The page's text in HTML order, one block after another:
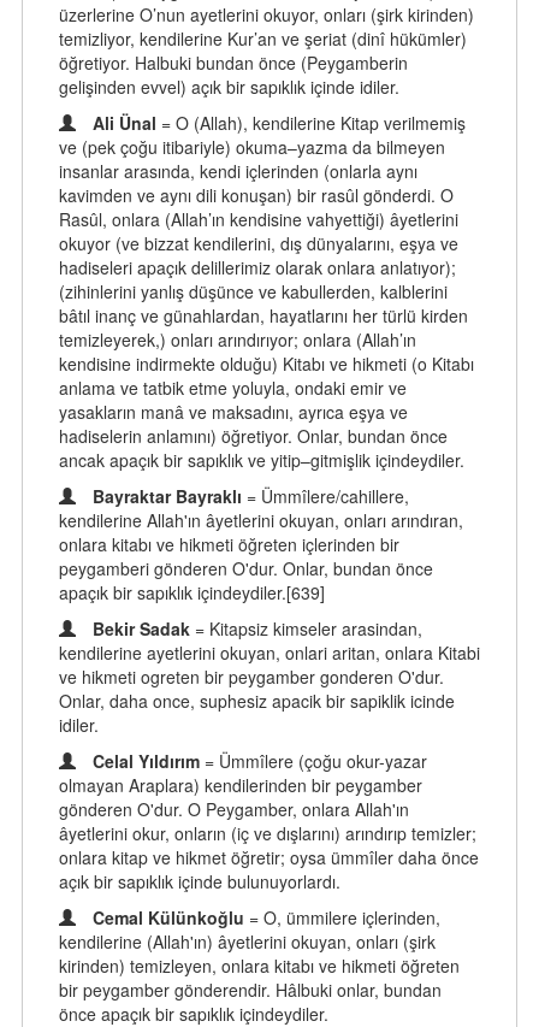
üzerlerine O’nun ayetlerini okuyor, onları (şirk kirinden)
temizliyor, kendilerine Kur’an ve şeriat (dinî hükümler)
öğretiyor. Halbuki bundan önce (Peygamberin
gelişinden evvel) açık bir sapıklık içinde idiler.
Ali Ünal = O (Allah), kendilerine Kitap verilmemiş
ve (pek çoğu itibariyle) okuma–yazma da bilmeyen
insanlar arasında, kendi içlerinden (onlarla aynı
kavimden ve aynı dili konuşan) bir rasûl gönderdi. O
Rasûl, onlara (Allah’ın kendisine vahyettiği) âyetlerini
okuyor (ve bizzat kendilerini, dış dünyalarını, eşya ve
hadiseleri apaçık delillerimiz olarak onlara anlatıyor);
(zihinlerini yanlış düşünce ve kabullerden, kalblerini
bâtıl inanç ve günahlardan, hayatlarını her türlü kirden
temizleyerek,) onları arındırıyor; onlara (Allah’ın
kendisine indirmekte olduğu) Kitabı ve hikmeti (o Kitabı
anlama ve tatbik etme yoluyla, ondaki emir ve
yasakların manâ ve maksadını, ayrıca eşya ve
hadiselerin anlamını) öğretiyor. Onlar, bundan önce
ancak apaçık bir sapıklık ve yitip–gitmişlik içindeydiler.
Bayraktar Bayraklı = Ümmîlere/cahillere,
kendilerine Allah'ın âyetlerini okuyan, onları arındıran,
onlara kitabı ve hikmeti öğreten içlerinden bir
peygamberi gönderen O'dur. Onlar, bundan önce
apaçık bir sapıklık içindeydiler.[639]
Bekir Sadak = Kitapsiz kimseler arasindan,
kendilerine ayetlerini okuyan, onlari aritan, onlara Kitabi
ve hikmeti ogreten bir peygamber gonderen O'dur.
Onlar, daha once, suphesiz apacik bir sapiklik icinde
idiler.
Celal Yıldırım = Ümmîlere (çoğu okur-yazar
olmayan Araplara) kendilerinden bir peygamber
gönderen O'dur. O Peygamber, onlara Allah'ın
âyetlerini okur, onların (iç ve dışlarını) arındırıp temizler;
onlara kitap ve hikmet öğretir; oysa ümmîler daha önce
açık bir sapıklık içinde bulunuyorlardı.
Cemal Külünkoğlu = O, ümmilere içlerinden,
kendilerine (Allah'ın) âyetlerini okuyan, onları (şirk
kirinden) temizleyen, onlara kitabı ve hikmeti öğreten
bir peygamber gönderendir. Hâlbuki onlar, bundan
önce apaçık bir sapıklık içindeydiler.